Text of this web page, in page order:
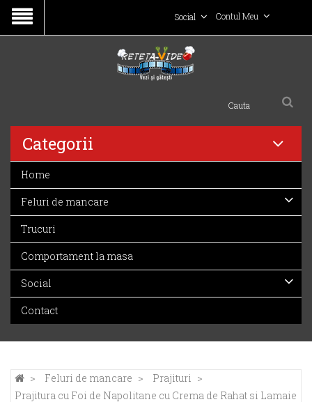
Contul Meu
Social
Categorii
Home
Feluri de mancare
Trucuri
Comportament la masa
Social
Contact
Feluri de mancare
Prajituri
Prajitura cu Foi de Napolitane cu Crema de Rahat si Lamaie